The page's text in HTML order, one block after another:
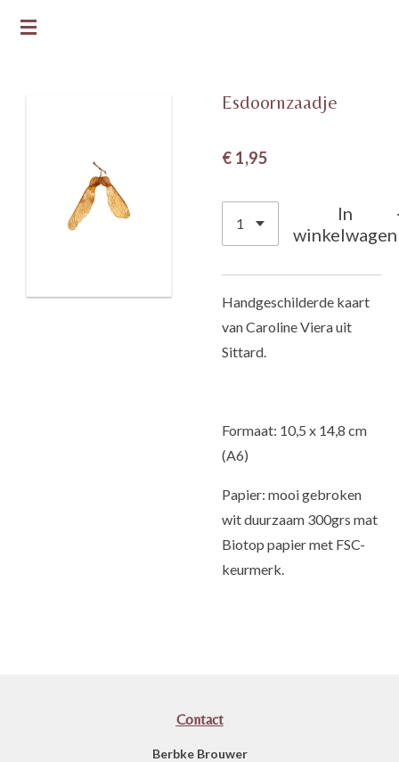
Ga
Esdoornzaadje
€ 1,95
In
winkelwagen
Handgeschilderde kaart
van Caroline Viera uit
Sittard.
Formaat: 10,5 x 14,8 cm
(A6)
Papier: mooi gebroken
wit duurzaam 300grs mat
Biotop papier met FSC-
keurmerk.
Contact
Berbke Brouwer